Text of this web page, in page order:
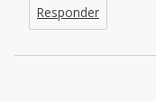
Responder